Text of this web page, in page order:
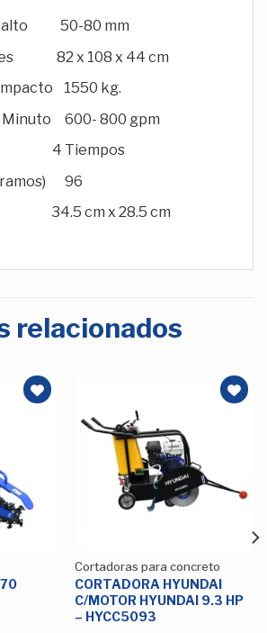
50-80 mm
82 x 108 x 44 cm
1550 kg.
Minuto 600- 800 gpm
Tiempos
96
cm x 28.5 cm
relacionados
Cortadoras para concreto
CORTADORA HYUNDAI
C/MOTOR HYUNDAI 9.3 HP
– HYCC5093